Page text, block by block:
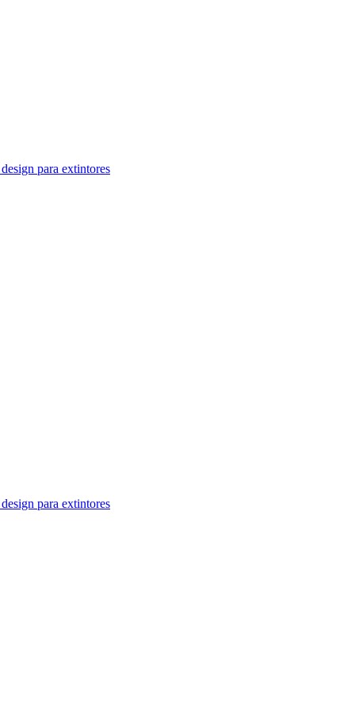
para extintores
para extintores